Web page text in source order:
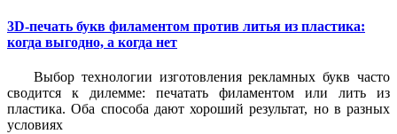
3D-печать букв филаментом против литья из пластика:
когда выгодно, а когда нет
Выбор технологии изготовления рекламных букв часто
сводится к дилемме: печатать филаментом или лить из
пластика. Оба способа дают хороший результат, но в разных
условиях